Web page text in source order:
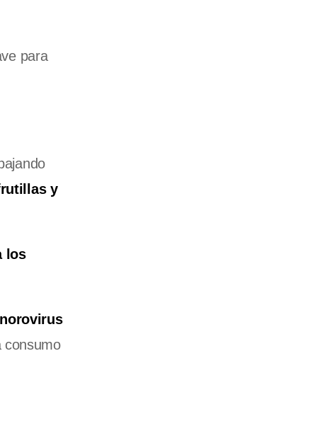
para
y
los
consumo